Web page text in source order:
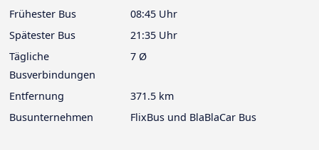
Frühester Bus
08:45 Uhr
Spätester Bus
21:35 Uhr
Tägliche
Busverbindungen
7 Ø
Entfernung
371.5 km
Busunternehmen
FlixBus und BlaBlaCar Bus